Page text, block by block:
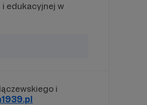
i edukacyjnej w
i